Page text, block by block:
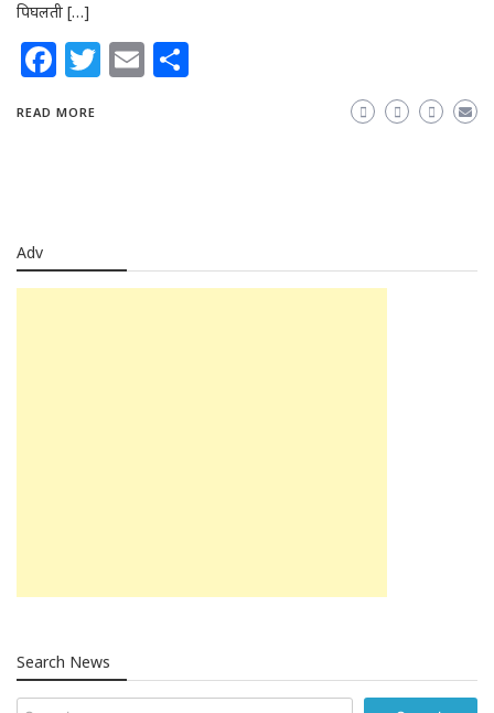
पिघलती […]
Facebook
Twitter
Email
READ MORE
Adv
Search News